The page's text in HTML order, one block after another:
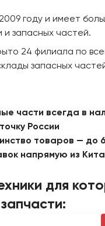
году и имеет
запасных частей.
24 филиала по
запасных
части всегда в
России
товаров — до
напрямую из
для